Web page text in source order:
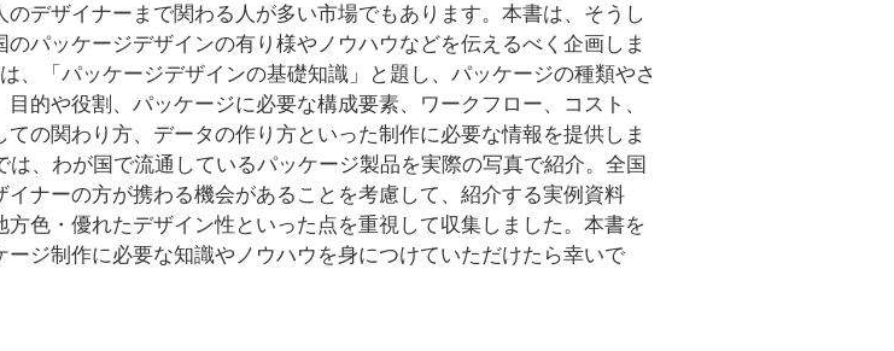
のデザイナーまで関わる人が多い市場でもあります。本書は、そうし
のパッケージデザインの有り様やノウハウなどを伝えるべく企画しま
、「パッケージデザインの基礎知識」と題し、パッケージの種類やさ
目的や役割、パッケージに必要な構成要素、ワークフロー、コスト、
ての関わり方、データの作り方といった制作に必要な情報を提供しま
は、わが国で流通しているパッケージ製品を実際の写真で紹介。全国
イナーの方が携わる機会があることを考慮して、紹介する実例資料
方色・優れたデザイン性といった点を重視して収集しました。本書を
ージ制作に必要な知識やノウハウを身につけていただけたら幸いで